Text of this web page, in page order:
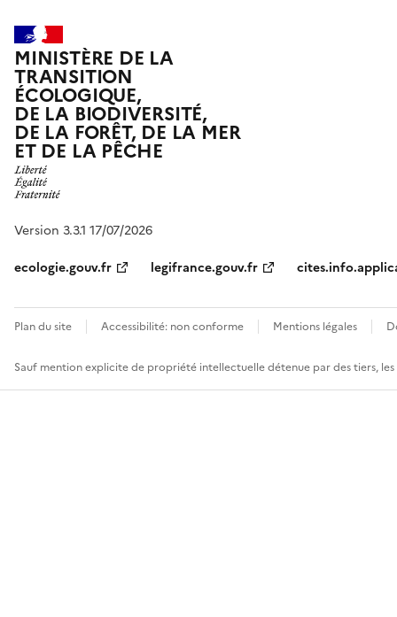
MINISTÈRE DE LA
TRANSITION
ÉCOLOGIQUE,
DE LA BIODIVERSITÉ,
DE LA FORÊT, DE LA MER
ET DE LA PÊCHE
Version 3.3.1 17/07/2026
ecologie.gouv.fr
legifrance.gouv.fr
Plan du site Accessibilité: non conforme Mentions légales
Sauf mention explicite de propriété intellectuelle détenue par des tiers,